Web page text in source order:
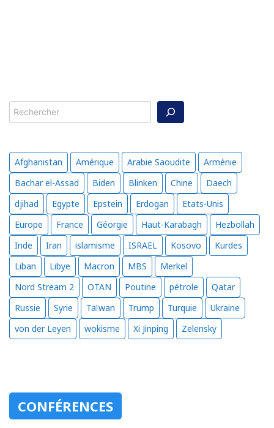
Rechercher
Afghanistan Amérique Arabie Saoudite
Arménie
Bachar el-Assad
Biden Blinken Chine
Daech
djihad
Egypte Epstein Erdogan
Etats-Unis
Europe
France Géorgie Haut-Karabagh
Hezbollah
Inde
Iran islamisme ISRAEL Kosovo
Kurdes
Liban
Libye Macron MBS
Merkel
Nord Stream 2
OTAN Poutine pétrole
Qatar
Russie
Syrie Taïwan Trump Turquie
Ukraine
von der Leyen
wokisme Xi Jinping Zelensky
CONFÉRENCES